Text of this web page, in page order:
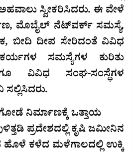
ಸ್ವೀಕರಿಸಿದರು. ಈ ವೇಳೆ
ಮೊಬೈಲ್ ನೆಟ್‌ವರ್ಕ್ ಸಮಸ್ಯೆ,
ಬೀದಿ ದೀಪ ಸೇರಿದಂತೆ ವಿವಿಧ
ಸಮಸ್ಯೆಗಳ ಕುರಿತು
ವಿವಿಧ ಸಂಘ-ಸಂಸ್ಥೆಗಳ
ನಿರ್ಮಾಣಕ್ಕೆ ಒತ್ತಾಯ
ಪ್ರದೇಶದಲ್ಲಿ ಕೃಷಿ ಜಮೀನಿನ
ಹೊಳೆ ಕಳೆದ ಮಳೆಗಾಲದಲ್ಲಿ ಉಕ್ಕಿ